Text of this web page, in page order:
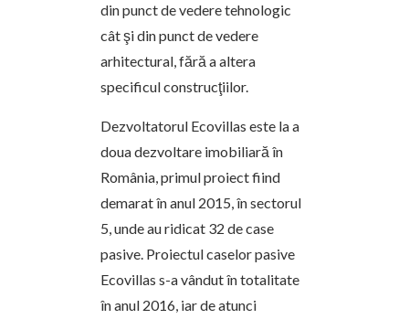
din punct de vedere tehnologic
cât şi din punct de vedere
arhitectural, fără a altera
specificul construcţiilor.
Dezvoltatorul Ecovillas este la a
doua dezvoltare imobiliară în
România, primul proiect fiind
demarat în anul 2015, în sectorul
5, unde au ridicat 32 de case
pasive. Proiectul caselor pasive
Ecovillas s-a vândut în totalitate
în anul 2016, iar de atunci